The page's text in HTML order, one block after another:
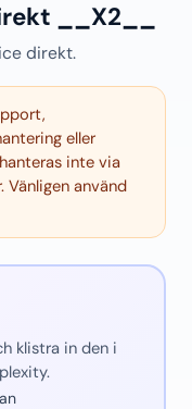
__X2__
direkt.
eller
inte via
Vänligen använd
klistra in den i